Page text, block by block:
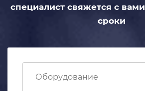
специалист свяжется с вами
сроки